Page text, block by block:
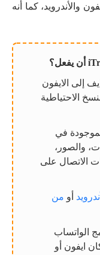
والأندرويد، كما أنه
إلى الايفون
الاحتياطية
في
والصور،
الاتصال على
أو من
الواتساب
ايفون أو